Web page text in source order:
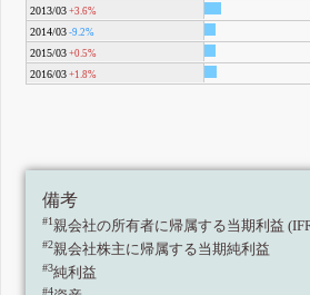
2013/03 +3.6%
2014/03 -9.2%
2015/03 +0.5%
2016/03 +1.8%
備考
#1 親会社の所有者に帰属する当期利益
#2親会社株主に帰属する当期純利益
#3純利益
#4